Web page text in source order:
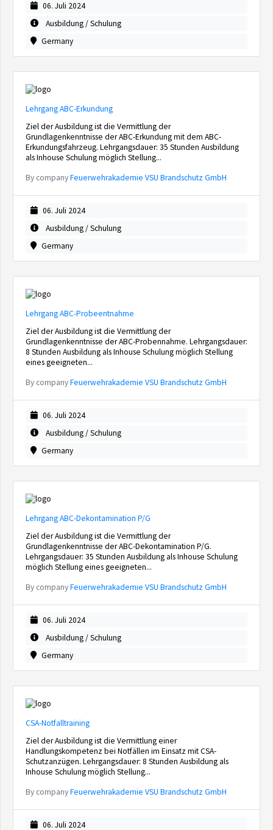
06. Juli 2024
Ausbildung / Schulung
Germany
Lehrgang ABC-Erkundung
Ziel der Ausbildung ist die Vermittlung der
Grundlagenkenntnisse der ABC-Erkundung mit dem ABC-
Erkundungsfahrzeug. Lehrgangsdauer: 35 Stunden Ausbildung
als Inhouse Schulung möglich Stellung...
By companyFeuerwehrakademie VSU Brandschutz GmbH
06. Juli 2024
Ausbildung / Schulung
Germany
Lehrgang ABC-Probeentnahme
Ziel der Ausbildung ist die Vermittlung der
Grundlagenkenntnisse der ABC-Probennahme. Lehrgangsdauer:
8 Stunden Ausbildung als Inhouse Schulung möglich Stellung
eines geeigneten...
By companyFeuerwehrakademie VSU Brandschutz GmbH
06. Juli 2024
Ausbildung / Schulung
Germany
Lehrgang ABC-Dekontamination P/G
Ziel der Ausbildung ist die Vermittlung der
Grundlagenkenntnisse der ABC-Dekontamination P/G.
Lehrgangsdauer: 35 Stunden Ausbildung als Inhouse Schulung
möglich Stellung eines geeigneten...
By companyFeuerwehrakademie VSU Brandschutz GmbH
06. Juli 2024
Ausbildung / Schulung
Germany
CSA-Notfalltraining
Ziel der Ausbildung ist die Vermittlung einer
Handlungskompetenz bei Notfällen im Einsatz mit CSA-
Schutzanzügen. Lehrgangsdauer: 8 Stunden Ausbildung als
Inhouse Schulung möglich Stellung...
By companyFeuerwehrakademie VSU Brandschutz GmbH
06. Juli 2024